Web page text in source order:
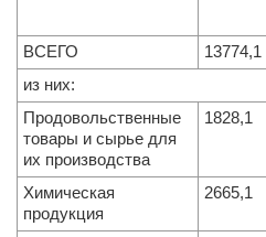
ВСЕГО 13774,1
из них:
Продовольственные
товары и сырье для
их производства
1828,1
Химическая
продукция
2665,1